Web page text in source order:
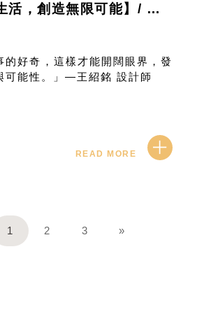
【設計點亮生活，創造無限可能】/ 室內設計師 王紹銘
的好奇，這樣才能開闊眼界，發
可能性。」—王紹銘 設計師
READ MORE
1 2 3 »